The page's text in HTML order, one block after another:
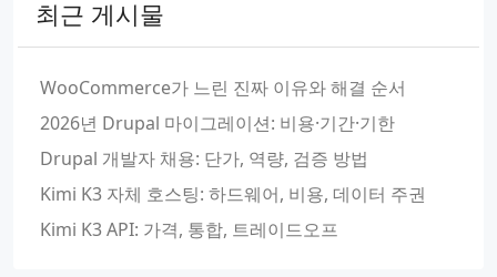
최근 게시물
WooCommerce가 느린 진짜 이유와 해결 순서
2026년 Drupal 마이그레이션: 비용·기간·기한
Drupal 개발자 채용: 단가, 역량, 검증 방법
Kimi K3 자체 호스팅: 하드웨어, 비용, 데이터 주권
Kimi K3 API: 가격, 통합, 트레이드오프